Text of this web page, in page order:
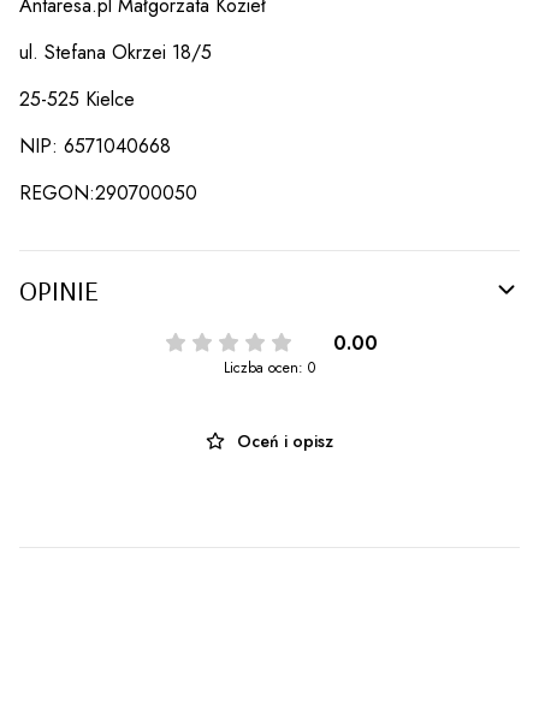
ul. Stefana Okrzei 18/5
25-525 Kielce
NIP: 6571040668
REGON:290700050
OPINIE
0.00
Liczba ocen: 0
Oceń i opisz